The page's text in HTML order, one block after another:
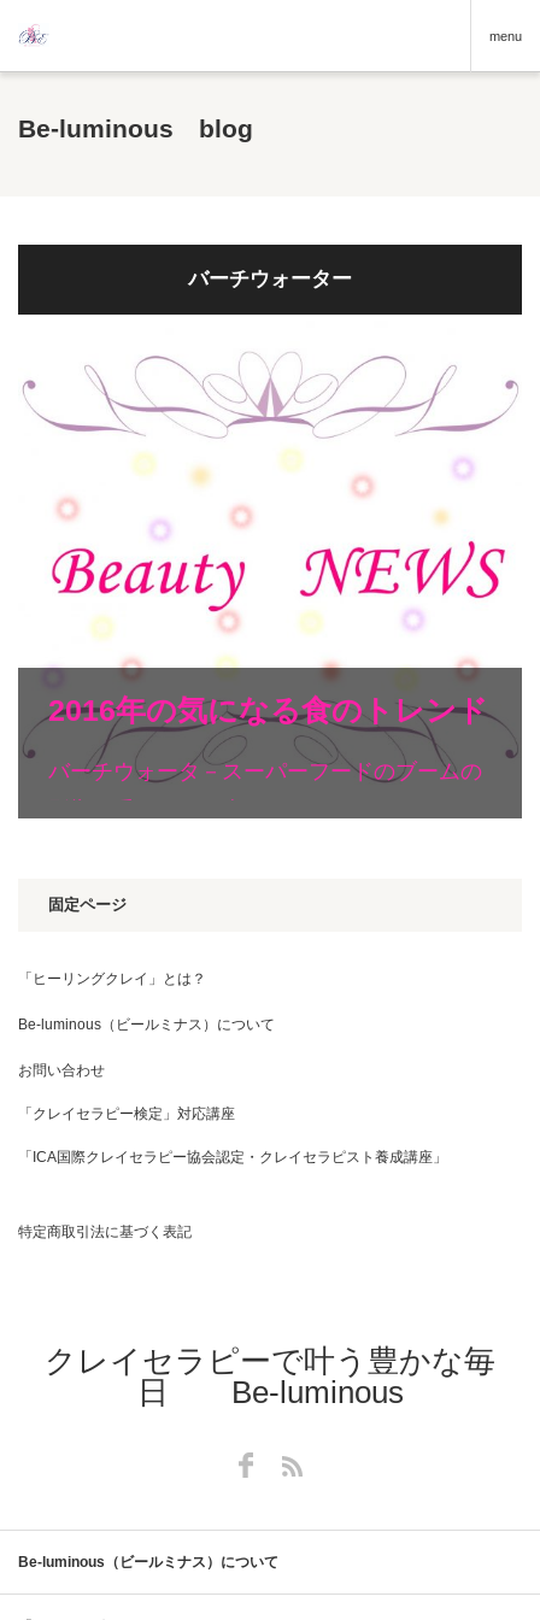
menu
Be-luminous blog
バーチウォーター
2016年の気になる食のトレンド
バーチウォータ－スーパーフードのブームの
固定ページ
「ヒーリングクレイ」とは？
Be-luminous（ビールミナス）について
お問い合わせ
「クレイセラピー検定」対応講座
「ICA国際クレイセラピー協会認定・クレイセラピスト養成講座」
特定商取引法に基づく表記
クレイセラピーで叶う豊かな毎
日 Be-luminous
Be-luminous（ビールミナス）について